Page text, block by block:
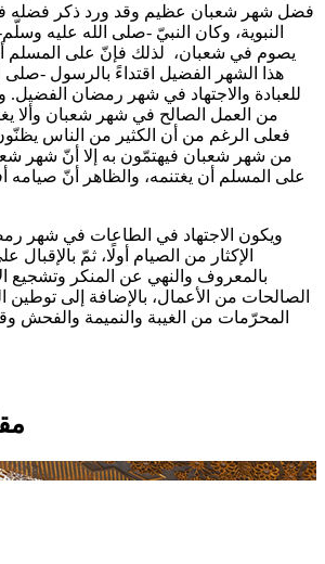
فضل شهر شعبان عظيم وقد ورد ذكر فضله في
النبوية، وكان النبيّ -صلى الله عليه
يصوم في شعبان، لذلك فإنّ على المسلم
هذا الشهر الفضيل اقتداءً بالرسول -صلى
للعبادة والاجتهاد في شهر رمضان الفضيل.
من العمل الصالح في شهر شعبان وألا
فعلى الرغم من أن الكثير من الناس
من شهر شعبان فيهتمّون به إلا أنّ شهر
على المسلم أن يغتنمه، والظاهر أنّ صيامه
ويكون الاجتهاد في الطاعات في شهر
الإكثار من الصيام أولًا، ثمّ بالإقبال
بالمعروف والنهي عن المنكر وتشجيع
الصالحات من الأعمال، بالإضافة إلى توطين
المحرّمات من الغيبة والنميمة والفحش